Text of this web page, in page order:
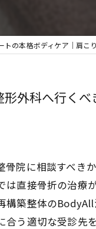
トの本格ボディケア｜肩
外科へ行く
院に相談すべ
直接骨折の治
築整体の
う適切な受診